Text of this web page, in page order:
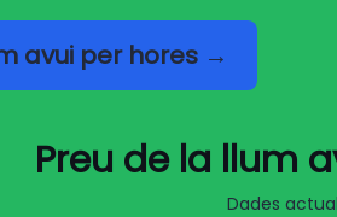
avui per hores →
Preu de la llum
Dades